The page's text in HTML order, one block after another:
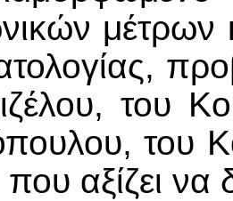
του
του
αξίζει